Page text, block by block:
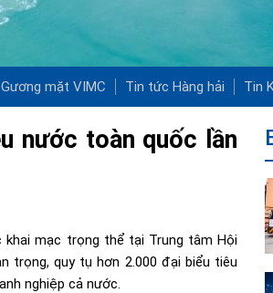
Gương mặt VIMC Tin tức Hàng hải Tin
nước toàn quốc lần
mạc trọng thể tại Trung tâm Hội
trọng, quy tụ hơn 2.000 đại biểu tiêu
nghiệp cả nước.